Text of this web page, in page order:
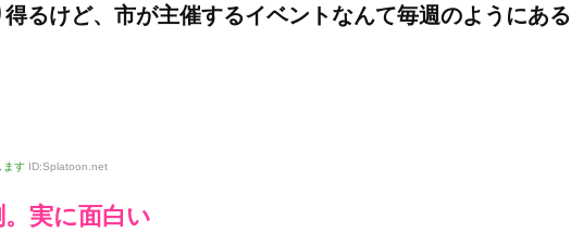
るけど、市が主催するイベントなんて毎週のようにある
ます ID:Splatoon.net
実に面白い